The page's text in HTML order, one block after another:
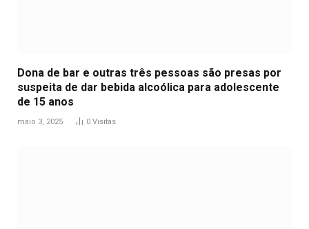
Dona de bar e outras três pessoas são presas por
suspeita de dar bebida alcoólica para adolescente
de 15 anos
maio 3, 2025 0 Visitas